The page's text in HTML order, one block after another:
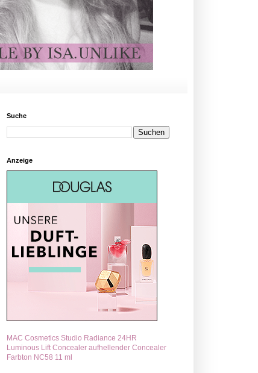
Suche
Anzeige
MAC Cosmetics Studio Radiance 24HR
Luminous Lift Concealer aufhellender Concealer
Farbton NC58 11 ml